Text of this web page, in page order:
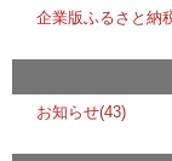
企業版ふるさと納
お知らせ(43)